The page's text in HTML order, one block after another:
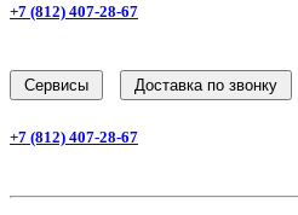
+7 (812) 407-28-67
Cервисы Доставка по звонку
+7 (812) 407-28-67